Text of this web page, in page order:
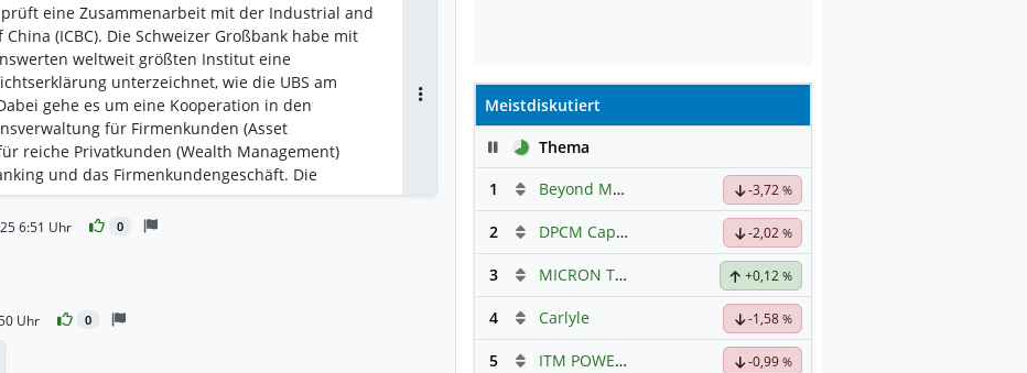
prüft eine Zusammenarbeit mit der Industrial and
(ICBC). Die Schweizer Großbank habe mit
weltweit größten Institut eine
unterzeichnet, wie die UBS am
gehe es um eine Kooperation in den
für Firmenkunden (Asset
reiche Privatkunden (Wealth Management)
und das Firmenkundengeschäft. Die
unter anderem Produktentwicklung und -
Handel, Finanzierungen, Research und
UBS hatte im Juni die Credit Suisse
dadurch nun 20 Prozent an dem
ICBC Credit Suisse Asset Management
6:51 Uhr 0
Uhr 0
Meistdiskutiert
PauseThema
1
Beyond Meat Hauptdiskussion-3,72%
2 DPCM Capital Hauptdiskussion-2,02%
3 MICRON TECHNOLOGY Hauptdiskussion
+0,12%
4 Carlyle -1,58%
5 ITM POWER -0,99%